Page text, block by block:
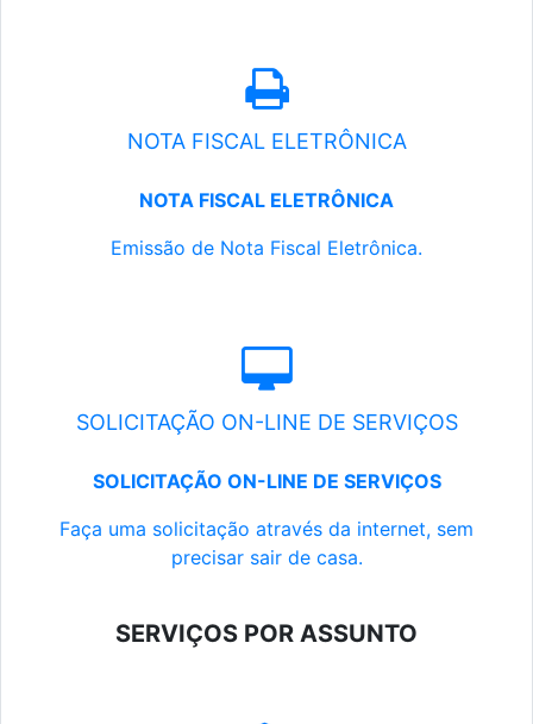
NOTA FISCAL ELETRÔNICA
NOTA FISCAL ELETRÔNICA
Emissão de Nota Fiscal Eletrônica.
SOLICITAÇÃO ON-LINE DE SERVIÇOS
SOLICITAÇÃO ON-LINE DE SERVIÇOS
Faça uma solicitação através da internet, sem
precisar sair de casa.
SERVIÇOS POR ASSUNTO